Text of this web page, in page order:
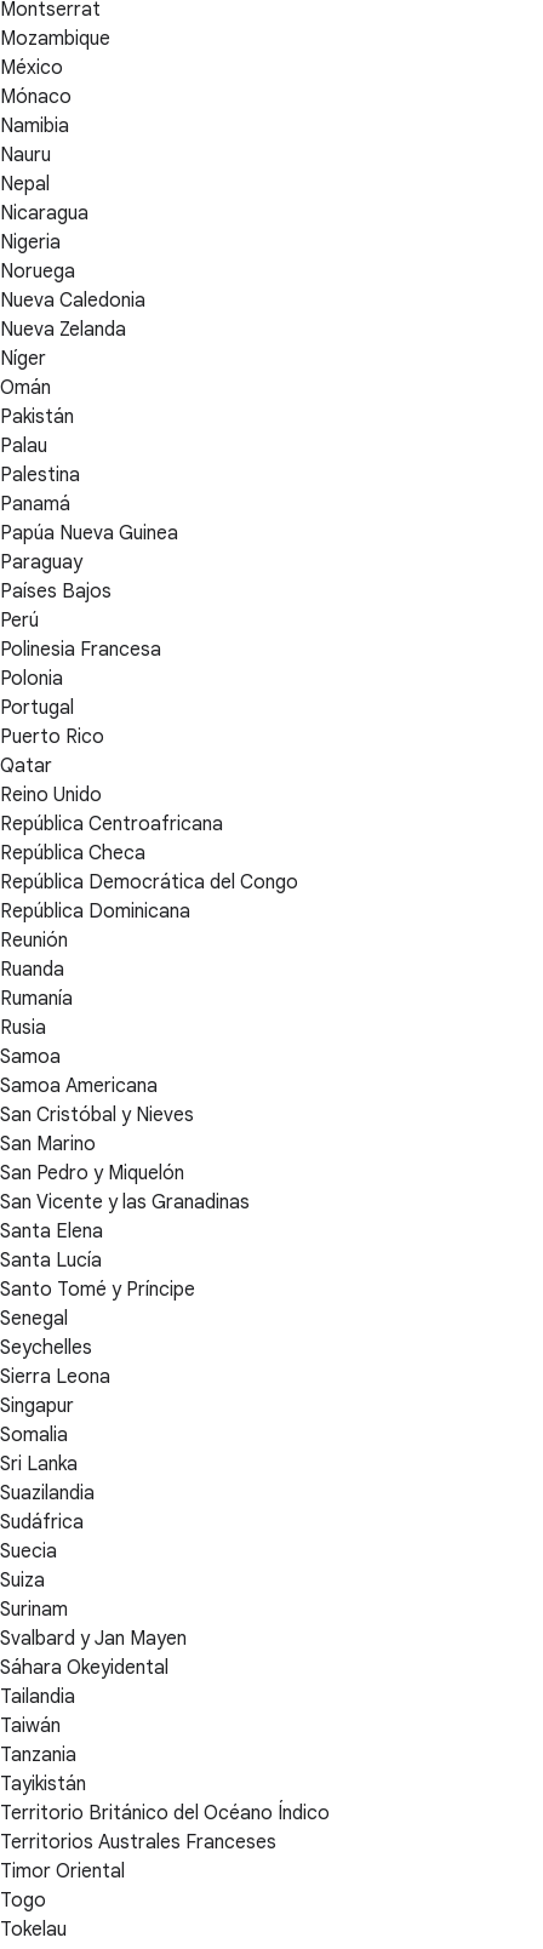
Montserrat
Mozambique
México
Mónaco
Namibia
Nauru
Nepal
Nicaragua
Nigeria
Noruega
Nueva Caledonia
Nueva Zelanda
Níger
Omán
Pakistán
Palau
Palestina
Panamá
Papúa Nueva Guinea
Paraguay
Países Bajos
Perú
Polinesia Francesa
Polonia
Portugal
Puerto Rico
Qatar
Reino Unido
República Centroafricana
República Checa
República Democrática del Congo
República Dominicana
Reunión
Ruanda
Rumanía
Rusia
Samoa
Samoa Americana
San Cristóbal y Nieves
San Marino
San Pedro y Miquelón
San Vicente y las Granadinas
Santa Elena
Santa Lucía
Santo Tomé y Príncipe
Senegal
Seychelles
Sierra Leona
Singapur
Somalia
Sri Lanka
Suazilandia
Sudáfrica
Suecia
Suiza
Surinam
Svalbard y Jan Mayen
Sáhara Okeyidental
Tailandia
Taiwán
Tanzania
Tayikistán
Territorio Británico del Océano Índico
Territorios Australes Franceses
Timor Oriental
Togo
Tokelau